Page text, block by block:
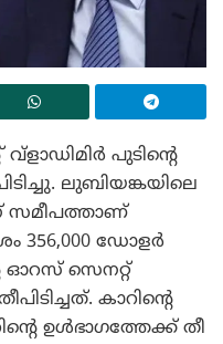
പുടിന്റെ
ലുബിയങ്കയിലെ
356,000 ഡോളർ
ഓറസ് സെനറ്റ്
കാറിന്റെ
ഉൾഭാഗത്തേക്ക് തീ